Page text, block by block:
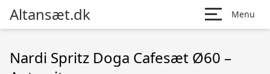
Altansæt.dk Menu
Nardi Spritz Doga Cafesæt Ø60 –